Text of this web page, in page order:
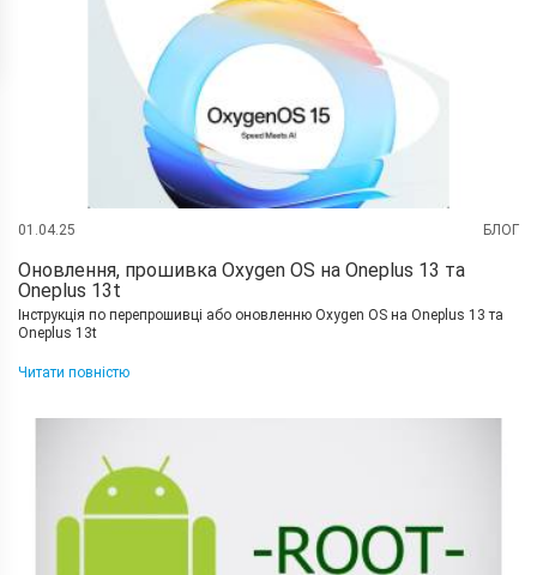
01.04.25 БЛОГ
Оновлення, прошивка Oxygen OS на Oneplus 13 та
Oneplus 13t
Інструкція по перепрошивці або оновленню Oxygen OS на Oneplus 13 та
Oneplus 13t
Читати повністю